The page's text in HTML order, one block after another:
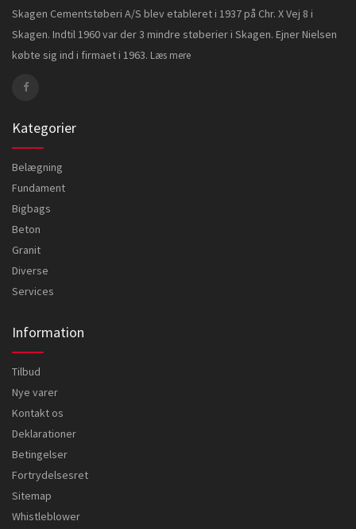
Skagen Cementstøberi A/S blev etableret i 1937 på Chr. X Vej 8 i
Skagen. Indtil 1960 var der 3 mindre støberier i Skagen. Ejner Nielsen
købte sig ind i firmaet i 1963. Læs mere
Kategorier
Belægning
Fundament
Bigbags
Beton
Granit
Diverse
Services
Information
Tilbud
Nye varer
Kontakt os
Deklarationer
Betingelser
Fortrydelsesret
Sitemap
Whistleblower